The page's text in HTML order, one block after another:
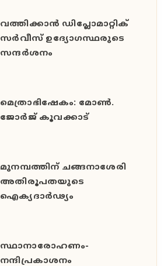
വത്തിക്കാൻ ഡിപ്ലോമാറ്റിക്
സർവീസ് ഉദ്യോഗസ്ഥരുടെ
സന്ദർശനം
മെത്രാഭിഷേകം: മോൺ.
ജോർജ് കൂവക്കാട്
മുനമ്പത്തിന് ചങ്ങനാശേരി
അതിരൂപതയുടെ
ഐക്യദാർഢ്യം
സ്ഥാനാരോഹണം-
നന്ദിപ്രകാശനം